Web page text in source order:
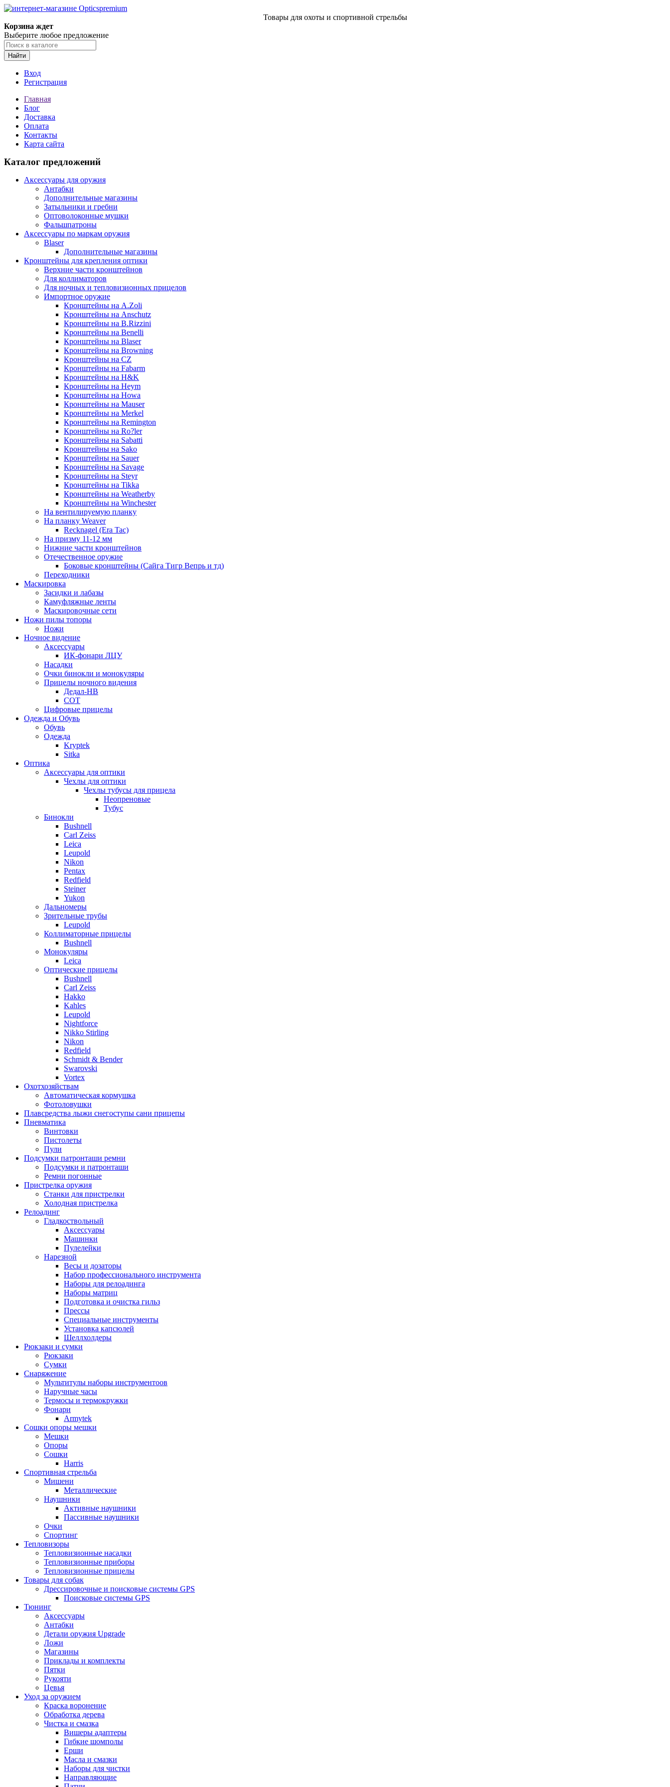
Товары для охоты и спортивной стрельбы
Корзина ждет
Выберите любое предложение
Найти
Вход
Регистрация
Главная
Блог
Доставка
Оплата
Контакты
Карта сайта
Каталог предложений
Аксессуары для оружия
Антабки
Дополнительные магазины
Затыльники и гребни
Оптоволоконные мушки
Фальшпатроны
Аксессуары по маркам оружия
Blaser
Дополнительные магазины
Кронштейны для крепления оптики
Верхние части кронштейнов
Для коллиматоров
Для ночных и тепловизионных прицелов
Импортное оружие
Кронштейны на A.Zoli
Кронштейны на Anschutz
Кронштейны на B.Rizzini
Кронштейны на Benelli
Кронштейны на Blaser
Кронштейны на Browning
Кронштейны на CZ
Кронштейны на Fabarm
Кронштейны на H&K
Кронштейны на Heym
Кронштейны на Howa
Кронштейны на Mauser
Кронштейны на Merkel
Кронштейны на Remington
Кронштейны на Ro?ler
Кронштейны на Sabatti
Кронштейны на Sako
Кронштейны на Sauer
Кронштейны на Savage
Кронштейны на Steyr
Кронштейны на Tikka
Кронштейны на Weatherby
Кронштейны на Winchester
На вентилируемую планку
На планку Weaver
Recknagel (Era Tac)
На призму 11-12 мм
Нижние части кронштейнов
Отечественное оружие
Боковые кронштейны (Сайга Тигр Вепрь и тд)
Переходники
Маскировка
Засидки и лабазы
Камуфляжные ленты
Маскировочные сети
Ножи пилы топоры
Ножи
Ночное видение
Аксессуары
ИК-фонари ЛЦУ
Насадки
Очки бинокли и монокуляры
Прицелы ночного видения
Дедал-НВ
СОТ
Цифровые прицелы
Одежда и Обувь
Обувь
Одежда
Kryptek
Sitka
Оптика
Аксессуары для оптики
Чехлы для оптики
Чехлы тубусы для прицела
Неопреновые
Тубус
Бинокли
Bushnell
Carl Zeiss
Leica
Leupold
Nikon
Pentax
Redfield
Steiner
Yukon
Дальномеры
Зрительные трубы
Leupold
Коллиматорные прицелы
Bushnell
Монокуляры
Leica
Оптические прицелы
Bushnell
Carl Zeiss
Hakko
Kahles
Leupold
Nightforce
Nikko Stirling
Nikon
Redfield
Schmidt & Bender
Swarovski
Vortex
Охотхозяйствам
Автоматическая кормушка
Фотоловушки
Плавсредства лыжи снегоступы сани прицепы
Пневматика
Винтовки
Пистолеты
Пули
Подсумки патронташи ремни
Подсумки и патронташи
Ремни погонные
Пристрелка оружия
Станки для пристрелки
Холодная пристрелка
Релоадинг
Гладкоствольный
Аксессуары
Машинки
Пулелейки
Нарезной
Весы и дозаторы
Набор профессионального инструмента
Наборы для релоадинга
Наборы матриц
Подготовка и очистка гильз
Прессы
Специальные инструменты
Установка капсюлей
Шеллхолдеры
Рюкзаки и сумки
Рюкзаки
Сумки
Снаряжение
Мультитулы наборы инструментоов
Наручные часы
Термосы и термокружки
Фонари
Armytek
Сошки опоры мешки
Мешки
Опоры
Сошки
Harris
Спортивная стрельба
Мишени
Металлические
Наушники
Активные наушники
Пассивные наушники
Очки
Спортинг
Тепловизоры
Тепловизионные насадки
Тепловизионные приборы
Тепловизионные прицелы
Товары для собак
Дрессировочные и поисковые системы GPS
Поисковые системы GPS
Тюнинг
Аксессуары
Антабки
Детали оружия Upgrade
Ложи
Магазины
Приклады и комплекты
Пятки
Рукояти
Цевья
Уход за оружием
Краска воронение
Обработка дерева
Чистка и смазка
Вишеры адаптеры
Гибкие шомполы
Ерши
Масла и смазки
Наборы для чистки
Направляющие